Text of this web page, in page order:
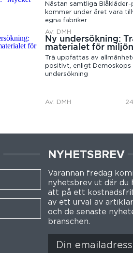
Nästan samtliga Blåkläder-
kommer under året vara
egna fabriker
Av: DMH
Ny undersökning:
materialet för miljön
Trä uppfattas av
positivt, enligt Demoskops
undersökning
Av: DMH
NYHETSBREV
Varannan fredag
nyhetsbrev ut där du
att på ett
av ett urval av
och de senaste
branschen.